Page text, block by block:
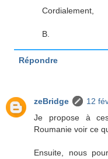
Cordialement,
B.
Répondre
zeBridge
12
Je propose à
Roumanie voir ce
Ensuite, nous